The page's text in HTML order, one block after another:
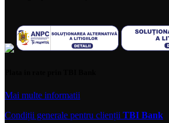
Mai multe informatii
Condiții generale pentru clienții TBI Bank